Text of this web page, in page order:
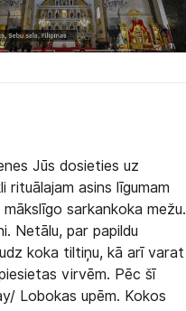
Jūs dosieties uz
rituālajam asins līgumam
sarkankoka mežu.
Netālu, par papildu
koka tiltiņu, kā arī varat
virvēm. Pēc šī
Lobokas upēm. Kokos